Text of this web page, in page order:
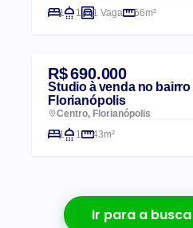
1
1 1 Vaga 56m²
R$ 690.000
Studio à venda no
Florianópolis
Centro, Florianópolis
1
1 43m²
Ir para a